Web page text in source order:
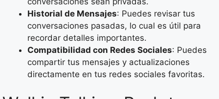
Historial de Mensajes: Puedes revisar tus
conversaciones pasadas, lo cual es útil para
recordar detalles importantes.
Compatibilidad con Redes Sociales: Puedes
compartir tus mensajes y actualizaciones
directamente en tus redes sociales favoritas.